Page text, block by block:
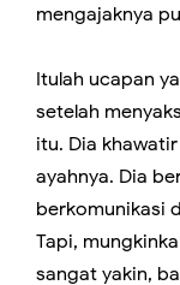
mengajaknya
Itulah ucapan
setelah
itu. Dia
ayahnya. Dia
berkomunikasi
Tapi,
sangat yakin,